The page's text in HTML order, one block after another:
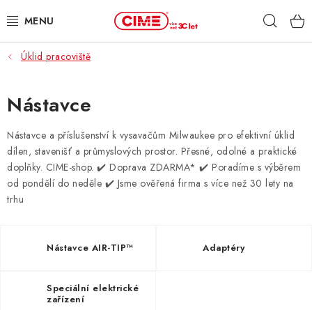
na
ZAHRADA, LES
DÍLNA, STAVBA
MILWAUKEE
ELEKTROMOBILITA
PROFI STROJE
Úklid pracoviště
Nástavce
Nástavce a příslušenství k vysavačům Milwaukee pro efektivní úklid
dílen, stavenišť a průmyslových prostor. Přesné, odolné a praktické
doplňky. CIME-shop. ✔️ Doprava ZDARMA* ✔️ Poradíme s výběrem
od pondělí do neděle ✔️ Jsme ověřená firma s více než 30 lety na
trhu
Nástavce AIR-TIP™ Adaptéry
Speciální elektrické
zařízení